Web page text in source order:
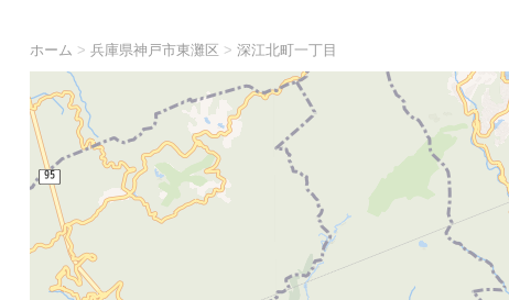
ホーム > 兵庫県神戸市東灘区 > 深江北町一丁目